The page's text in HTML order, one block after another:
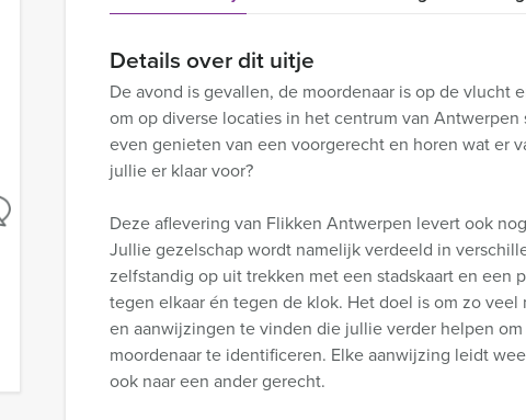
Details over dit uitje
De avond is gevallen, de moordenaar is op de vlucht
om op diverse locaties in het centrum van Antwerpen
even genieten van een voorgerecht en horen wat er
jullie er klaar voor?
Deze aflevering van Flikken Antwerpen levert ook
Jullie gezelschap wordt namelijk verdeeld in
zelfstandig op uit trekken met een stadskaart en een
tegen elkaar én tegen de klok. Het doel is om zo
en aanwijzingen te vinden die jullie verder helpen
moordenaar te identificeren. Elke aanwijzing leidt
ook naar een ander gerecht.